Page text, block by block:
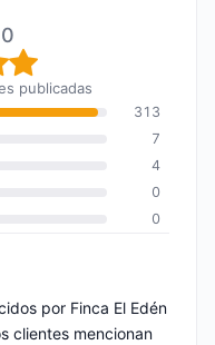
global: 9,9
publicadas
313
7
4
0
0
por Finca El Edén
clientes mencionan